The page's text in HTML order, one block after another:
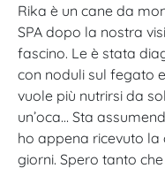
Rika è un cane da
SPA dopo la nostra
fascino. Le è stata
con noduli sul fegato
vuole più nutrirsi da
un’oca… Sta
ho appena ricevuto
giorni. Spero tanto